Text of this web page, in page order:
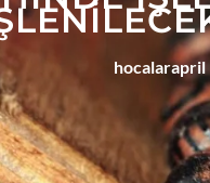
hocalarapril